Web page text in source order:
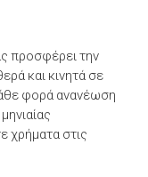
προσφέρει την
και κινητά σε
φορά ανανέωση
χρήματα στις